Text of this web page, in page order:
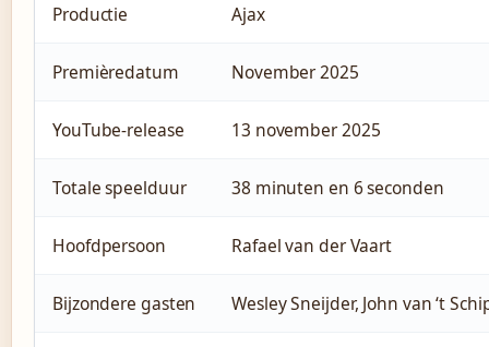
Productie Ajax
Premièredatum November 2025
YouTube-release 13 november 2025
Totale speelduur 38 minuten en 6 seconden
Hoofdpersoon Rafael van der Vaart
Bijzondere gasten Wesley Sneijder, John van ‘t